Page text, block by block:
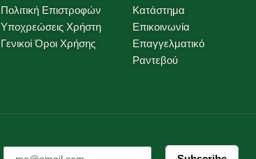
Πολιτική Επιστροφών
Υποχρεώσεις Χρήστη
Γενικοί Όροι Χρήσης
Κατάστημα
Επικοινωνία
Επαγγελματικό
Ραντεβού